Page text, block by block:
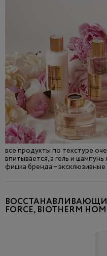
все продукты по текстуре
впитывается, а гель и
фишка бренда –
FORCE, BIOTHERM